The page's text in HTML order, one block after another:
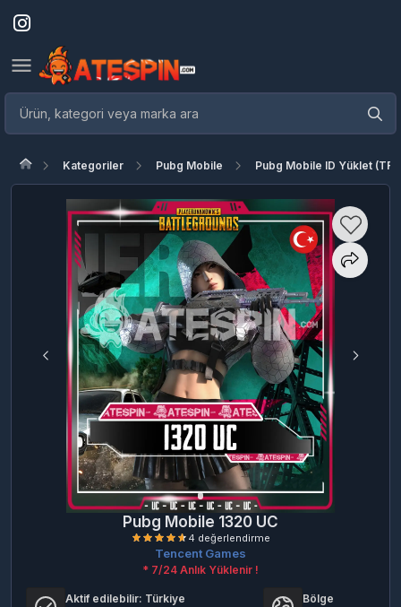
Kategoriler Pubg Mobile Pubg Mobile ID Yüklet (TR)
Pubg Mobile 1320 UC
Tencent Games
* 7/24 Anlık Yüklenir !
Aktif edilebilir: Türkiye
Bölge